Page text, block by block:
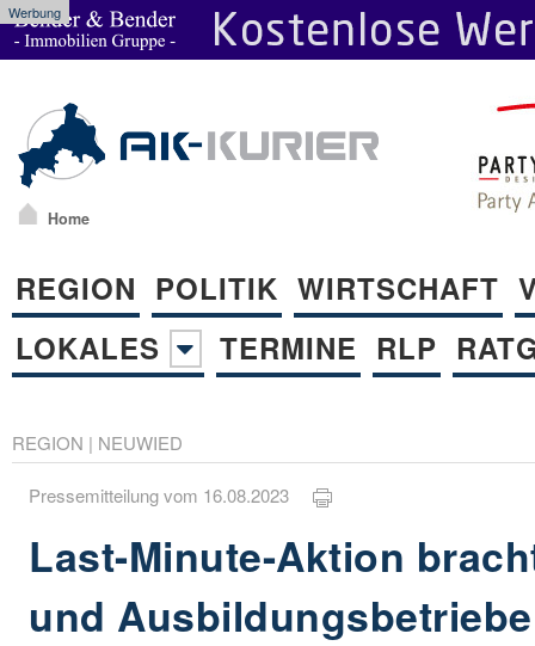
Werbung
Home
REGION POLITIK WIRTSCHAFT
LOKALES
TERMINE RLP
REGION | NEUWIED
Pressemitteilung vom 16.08.2023
Last-Minute-Aktion
und